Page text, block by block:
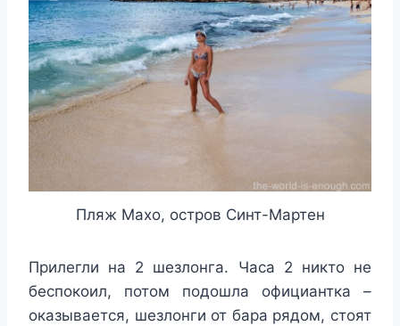
Пляж Махо, остров Синт-Мартен
Прилегли на 2 шезлонга. Часа 2 никто не
беспокоил, потом подошла официантка –
оказывается, шезлонги от бара рядом, стоят